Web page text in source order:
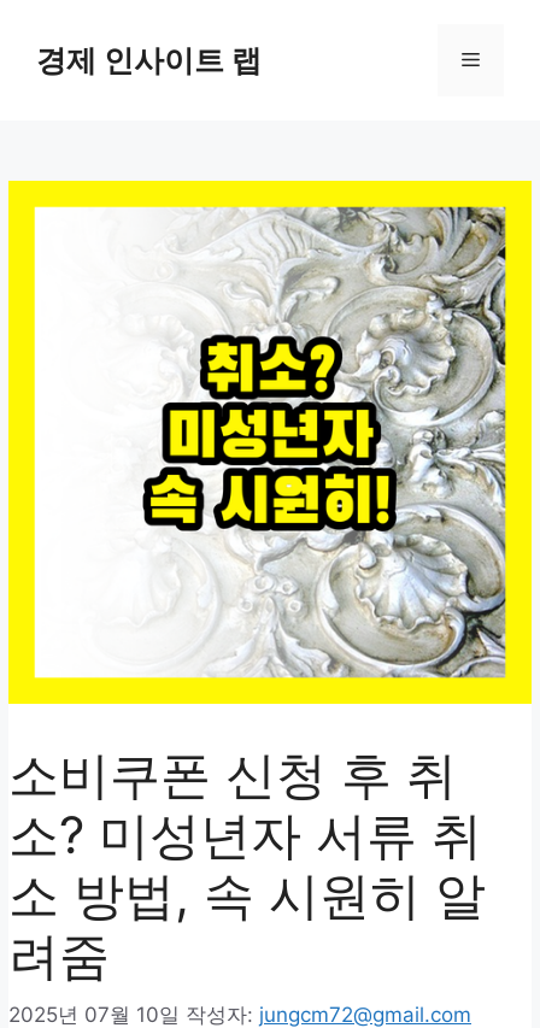
경제 인사이트 랩 메
소비쿠폰 신청 후 취
소? 미성년자 서류 취
소 방법, 속 시원히 알
려줌
2025년 07월 10일 작성자: jungcm72@gmail.com